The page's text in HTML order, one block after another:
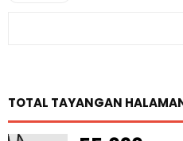
TOTAL TAYANGAN